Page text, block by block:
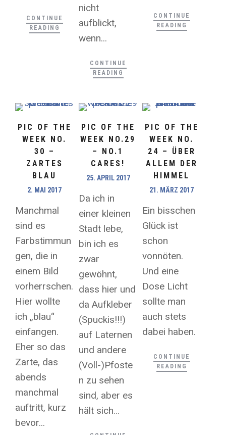
CONTINUE
READING
nicht
aufblickt,
wenn...
CONTINUE
READING
CONTINUE
READING
PIC OF THE
WEEK NO.
30 –
ZARTES
BLAU
2. MAI 2017
Manchmal
sind es
Farbstimmun
gen, die in
einem Bild
vorherrschen.
Hier wollte
ich „blau“
einfangen.
Eher so das
Zarte, das
abends
manchmal
auftritt, kurz
bevor...
PIC OF THE
WEEK NO.29
– NO.1
CARES!
25. APRIL 2017
Da ich in
einer kleinen
Stadt lebe,
bin ich es
zwar
gewöhnt,
dass hier und
da Aufkleber
(Spuckis!!!)
auf Laternen
und andere
(Voll-)Pfoste
n zu sehen
sind, aber es
hält sich...
PIC OF THE
WEEK NO.
24 – ÜBER
ALLEM DER
HIMMEL
21. MÄRZ 2017
Ein bisschen
Glück ist
schon
vonnöten.
Und eine
Dose Licht
sollte man
auch stets
dabei haben.
CONTINUE
READING